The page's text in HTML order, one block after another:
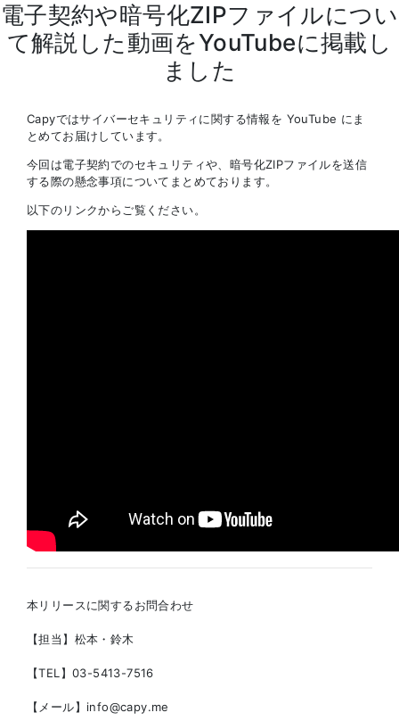
電子契約や暗号化ZIPファイルについ
て解説した動画をYouTubeに掲載し
ました
Capyではサイバーセキュリティに関する情報を YouTube にま
とめてお届けしています。
今回は電子契約でのセキュリティや、暗号化ZIPファイルを送信
する際の懸念事項についてまとめております。
以下のリンクからご覧ください。
本リリースに関するお問合わせ
【担当】松本・鈴木
【TEL】03-5413-7516
【メール】info@capy.me